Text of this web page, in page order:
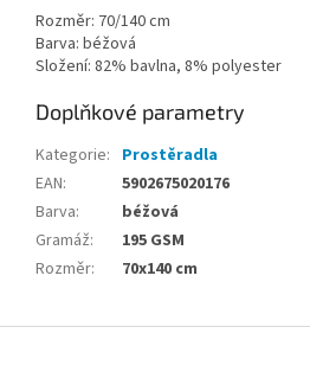
Rozměr: 70/140 cm
Barva: béžová
Složení: 82% bavlna, 8% polyester
Doplňkové parametry
Kategorie: Prostěradla
EAN:
5902675020176
Barva:
béžová
Gramáž:
195 GSM
Rozměr: 70x140 cm